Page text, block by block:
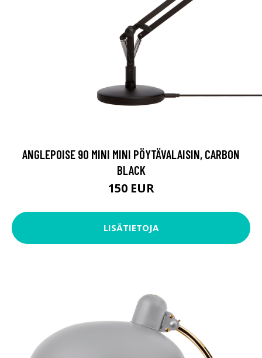
ANGLEPOISE 90 MINI MINI PÖYTÄVALAISIN, CARBON
BLACK
150 EUR
LISÄTIETOJA